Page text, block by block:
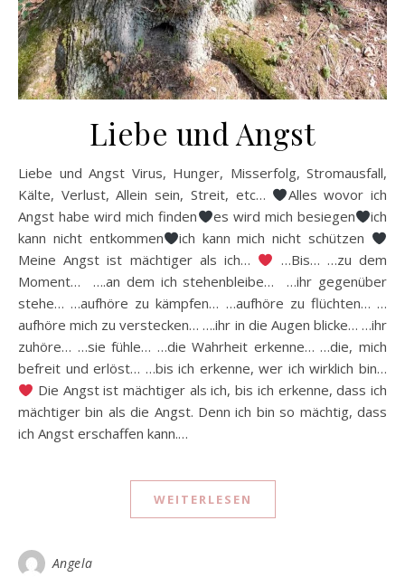
Liebe und Angst
Liebe und Angst Virus, Hunger, Misserfolg, Stromausfall,
Kälte, Verlust, Allein sein, Streit, etc…
Alles wovor ich
Angst habe wird mich finden
es wird mich besiegen
ich
kann nicht entkommen
ich kann mich nicht schützen
Meine Angst ist mächtiger als ich…
…Bis… …zu dem
Moment… ….an dem ich stehenbleibe… …ihr gegenüber
stehe… …aufhöre zu kämpfen… …aufhöre zu flüchten… …
aufhöre mich zu verstecken… ….ihr in die Augen blicke… …ihr
zuhöre… …sie fühle… …die Wahrheit erkenne… …die, mich
befreit und erlöst… …bis ich erkenne, wer ich wirklich bin…
Die Angst ist mächtiger als ich, bis ich erkenne, dass ich
mächtiger bin als die Angst. Denn ich bin so mächtig, dass
ich Angst erschaffen kann.…
WEITERLESEN
Angela